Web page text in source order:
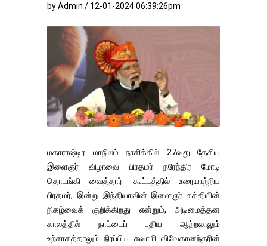
by Admin / 12-01-2024 06:39:26pm
மகாராஷ்டிர மாநிலம் நாசிக்கில் 27வது தேசிய
இளைஞர் விழாவை பிரதமர் நரேந்திர மோடி
தொடங்கி வைத்தார். கூட்டத்தில் உரையாற்றிய
பிரதமர், இன்று இந்தியாவின் இளைஞர் சக்தியின்
நிகழ்வைக் குறிக்கிறது என்றும், அடிமைத்தன
காலத்தில் நாட்டைப் புதிய ஆற்றலாலும்
உற்சாகத்தாலும் நிரப்பிய சுவாமி விவேகானந்தரின்